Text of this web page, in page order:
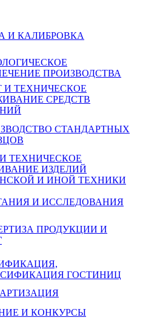
И КАЛИБРОВКА
ПРОИЗВОДСТВА
И ТЕХНИЧЕСКОЕ
СРЕДСТВ
СТАНДАРТНЫХ
ТЕХНИЧЕСКОЕ
ИЗДЕЛИЙ
И ИНОЙ ТЕХНИКИ
И ИССЛЕДОВАНИЯ
ПРОДУКЦИИ И
ГОСТИНИЦ
И КОНКУРСЫ